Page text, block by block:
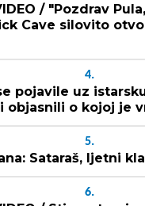
/ "Pozdrav
Cave silovito
4.
pojavile uz
objasnili o kojoj je
5.
Sataraš, ljetni
6.